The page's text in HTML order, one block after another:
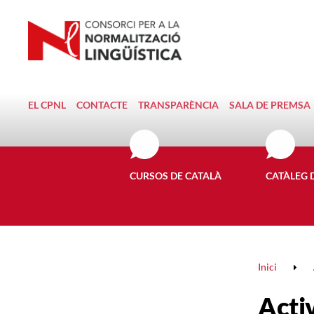
EL CPNL CONTACTE TRANSPARÈNCIA SALA DE PREMSA
CURSOS DE CATALÀ CATÀLEG
Inici